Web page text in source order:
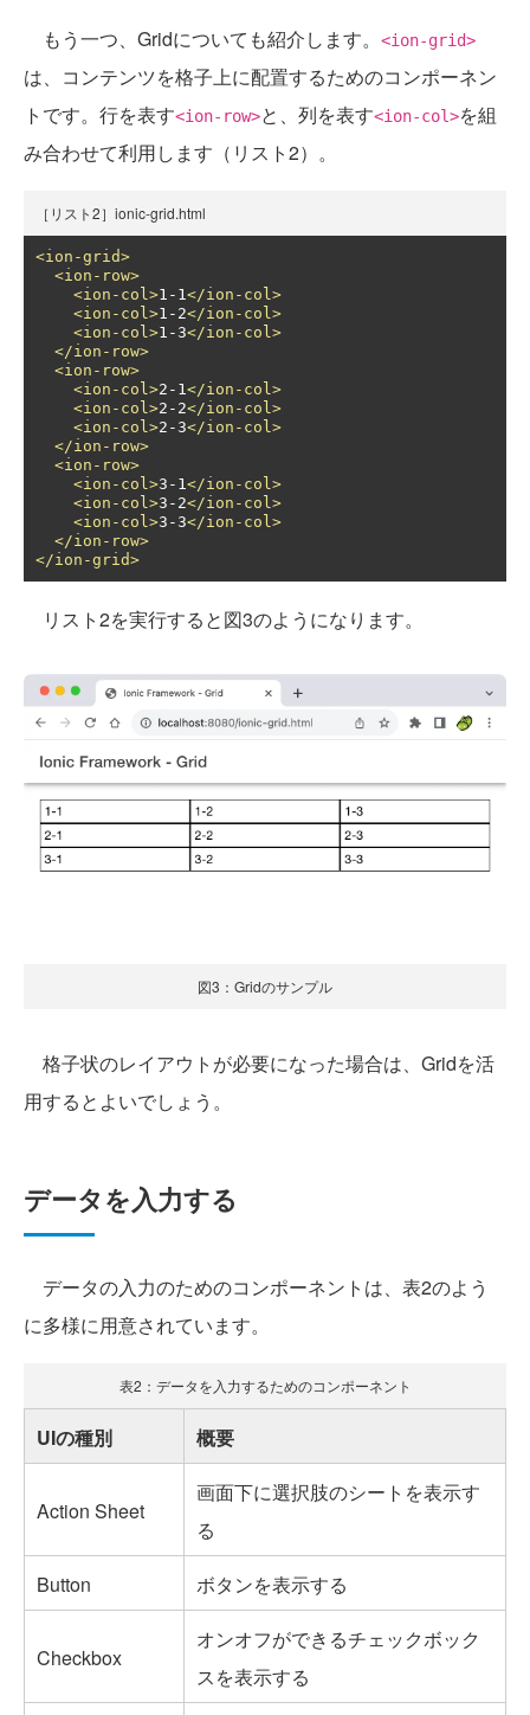
もう一つ、Gridについても紹介します。 <ion-grid>
は、コンテンツを格子上に配置するためのコンポーネン
トです。行を表す<ion-row>と、列を表す<ion-col>を組
み合わせて利用します（リスト2）。
［リスト2］ionic-grid.html
<ion-grid>
<ion-row>
<ion-col>1-1</ion-col>
<ion-col>1-2</ion-col>
<ion-col>1-3</ion-col>
</ion-row>
<ion-row>
<ion-col>2-1</ion-col>
<ion-col>2-2</ion-col>
<ion-col>2-3</ion-col>
</ion-row>
<ion-row>
<ion-col>3-1</ion-col>
<ion-col>3-2</ion-col>
<ion-col>3-3</ion-col>
</ion-row>
</ion-grid>
リスト2を実行すると図3のようになります。
図3：Gridのサンプル
格子状のレイアウトが必要になった場合は、Gridを活
用するとよいでしょう。
データを入力する
データの入力のためのコンポーネントは、表2のよう
に多様に用意されています。
表2：データを入力するためのコンポーネント
UIの種別 概要
Action Sheet
画面下に選択肢のシートを表示す
る
Button
ボタンを表示する
Checkbox
オンオフができるチェックボック
スを表示する